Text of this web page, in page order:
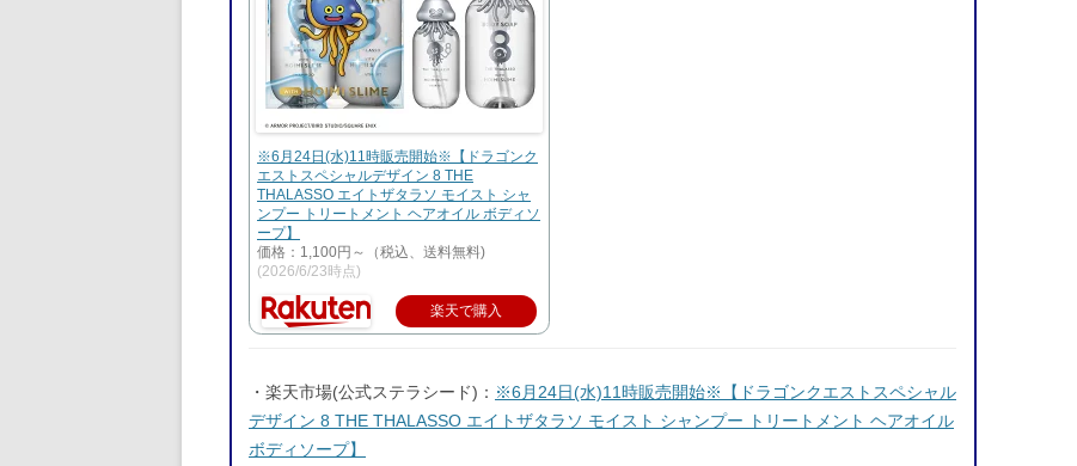
※6月24日(水)11時販売開始※【ドラゴンク
エストスペシャルデザイン 8 THE
THALASSO エイトザタラソ モイスト シャ
ンプー トリートメント ヘアオイル ボディソ
ープ】
価格：1,100円～（税込、送料無料)
(2026/6/23時点)
楽天で購入
・楽天市場(公式ステラシード)： ※6月24日(水)11時販売開始※【ドラゴンクエストスペシャル
デザイン 8 THE THALASSO エイトザタラソ モイスト シャンプー トリートメント ヘアオイル
ボディソープ】